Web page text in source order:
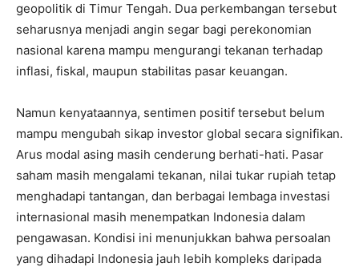
geopolitik di Timur Tengah. Dua perkembangan tersebut
seharusnya menjadi angin segar bagi perekonomian
nasional karena mampu mengurangi tekanan terhadap
inflasi, fiskal, maupun stabilitas pasar keuangan.
Namun kenyataannya, sentimen positif tersebut belum
mampu mengubah sikap investor global secara signifikan.
Arus modal asing masih cenderung berhati-hati. Pasar
saham masih mengalami tekanan, nilai tukar rupiah tetap
menghadapi tantangan, dan berbagai lembaga investasi
internasional masih menempatkan Indonesia dalam
pengawasan. Kondisi ini menunjukkan bahwa persoalan
yang dihadapi Indonesia jauh lebih kompleks daripada